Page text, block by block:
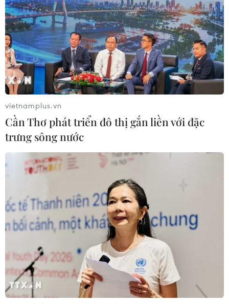
vietnamplus.vn
Cần Thơ phát triển đô thị gắn liền với đặc
trưng sông nước